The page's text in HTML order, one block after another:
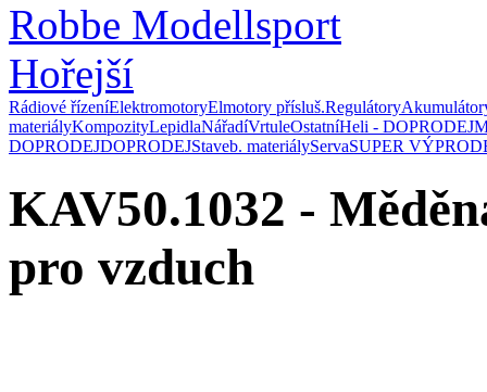
Robbe Modellsport
Hořejší
Rádiové řízeníElektromotoryElmotory přísluš.Regulátory
materiályKompozityLepidlaNářadíVrtuleOstatníHeli - DOPRODEJ
DOPRODEJDOPRODEJStaveb. materiályServaSUPER
KAV50.1032 -
pro vzduch